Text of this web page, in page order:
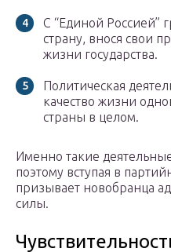
С “Единой Россией”
страну, внося свои
жизни государства.
Политическая
качество жизни
страны в целом.
Именно такие
поэтому вступая в
призывает новобранца
силы.